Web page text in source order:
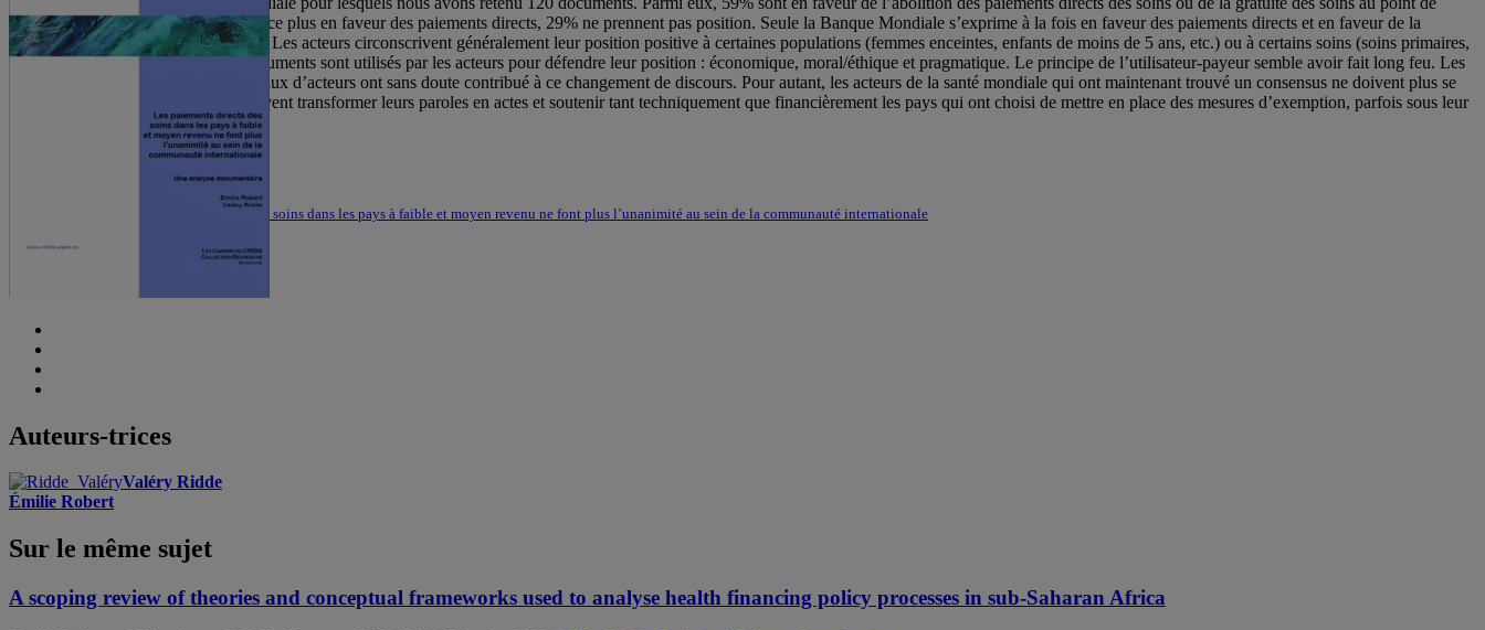
service. Si aucun acteur ne se prononce plus en faveur des paiements directs, 29% ne prennent pas position. Seule la Banque Mondiale s’exprime à la fois en faveur des paiements directs et en faveur de la
gratuité des soins au point de service. Les acteurs circonscrivent généralement leur position positive à certaines populations (femmes enceintes, enfants de moins de 5 ans, etc.) ou à certains soins (soins primaires,
de base, essentiels). Trois types d’arguments sont utilisés par les acteurs pour défendre leur position : économique, moral/éthique et pragmatique. Le principe de l’utilisateur-payeur semble avoir fait long feu. Les
données scientifiques et certains réseaux d’acteurs ont sans doute contribué à ce changement de discours. Pour autant, les acteurs de la santé mondiale qui ont maintenant trouvé un consensus ne doivent plus se
contenter de prendre position. Ils doivent transformer leurs paroles en actes et soutenir tant techniquement que financièrement les pays qui ont choisi de mettre en place des mesures d’exemption, parfois sous leur
Documents joints
Robert et Ridde – Les paiements directs des soins dans les pays à faible et moyen revenu ne font plus l’unanimité au sein de la communauté internationale
Auteurs-trices
Valéry Ridde
Émilie Robert
Sur le même sujet
A scoping review of theories and conceptual frameworks used to analyse health financing policy processes in sub-Saharan Africa